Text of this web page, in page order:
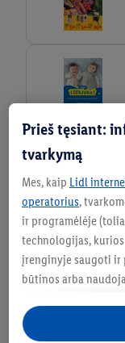
Naujos
Alkoholinių
Prieš tęsiant:
tvarkymą
Mes, kaip Lidl
operatorius,
ir programėlėje
technologijas,
įrenginyje saugoti ir
būtinos arba
personalizuotoms
jų ribų. Jei esate